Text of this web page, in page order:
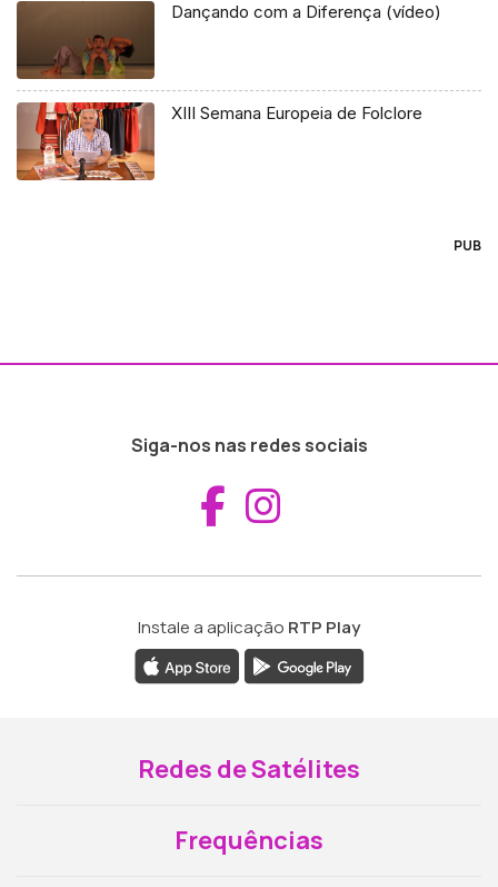
Dançando com a Diferença (vídeo)
XIII Semana Europeia de Folclore
PUB
Siga-nos nas redes sociais
Aceder ao
Instale a aplicação RTP Play
Redes de Satélites
Frequências